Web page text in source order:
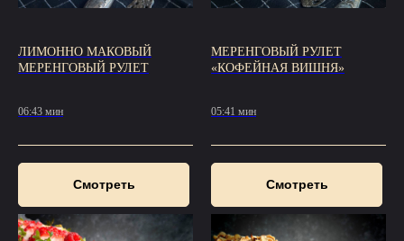
ЛИМОННО МАКОВЫЙ
МЕРЕНГОВЫЙ РУЛЕТ
06:43 мин
Смотреть
МЕРЕНГОВЫЙ РУЛЕТ
«КОФЕЙНАЯ ВИШНЯ»
05:41 мин
Смотреть